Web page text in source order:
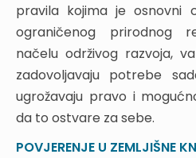
8.8. JOŠ O DRUŠTVENOM
9. DE LEGE FERENDA
10. ZAKLJUČAK
KONCESIJE NA
1. UVOD
2. POSTUPAK DODJELE
POMORSKOM DOBRU
pravila kojima je osnovni
ograničenog prirodnog
načelu održivog razvoja,
zadovoljavaju potrebe
ugrožavaju pravo i
da to ostvare za sebe.
POVJERENJE U ZEMLJIŠNE